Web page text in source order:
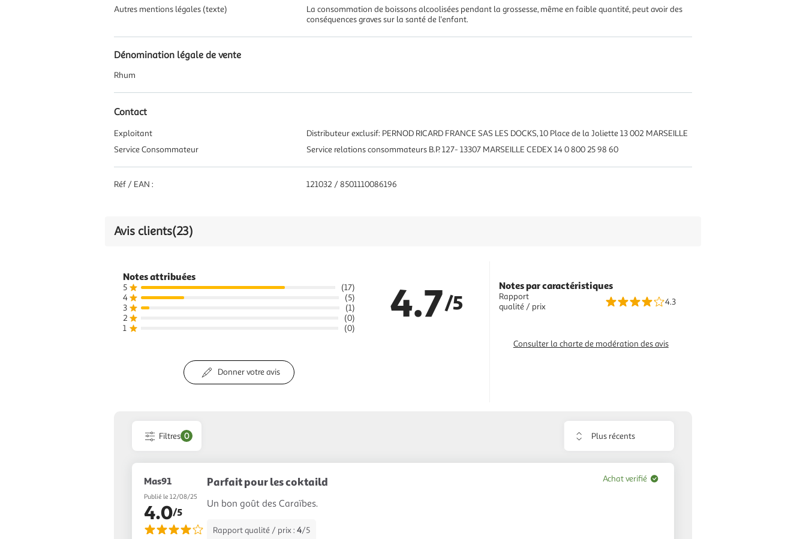
Autres mentions légales (texte)
La consommation de boissons alcoolisées pendant la grossesse, même en faible quantité, peut avoir des
conséquences graves sur la santé de l'enfant.
Dénomination légale de vente
Rhum
Contact
Exploitant
Distributeur exclusif: PERNOD RICARD FRANCE SAS LES DOCKS, 10 Place de la Joliette 13 002 MARSEILLE
Service Consommateur
Service relations consommateurs B.P. 127- 13307 MARSEILLE CEDEX 14 0 800 25 98 60
Réf / EAN : 121032 / 8501110086196
Avis clients(23)
Notes attribuées
5
(17)
4
(5)
3
(1)
2
(0)
1
(0)
4.7/5
Donner votre avis
Notes par caractéristiques
Rapport
qualité / prix
4.3
Consulter la charte de modération des avis
Filtres 0
Trier
avis
Mas91
Publié le 12/08/25
4.0/5
Parfait pour les coktaild
Un bon goût des Caraïbes.
Rapport qualité / prix : 4/5
Achat verifié